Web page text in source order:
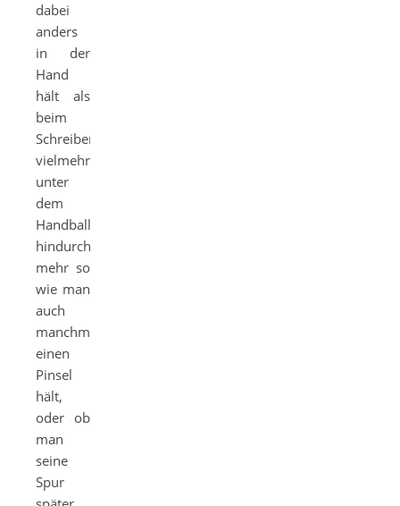
dabei
anders
in der
Hand
hält als
beim
Schreiben,
vielmehr
unter
dem
Handballen
hindurch,
mehr so
wie man
auch
manchmal
einen
Pinsel
hält,
oder ob
man
seine
Spur